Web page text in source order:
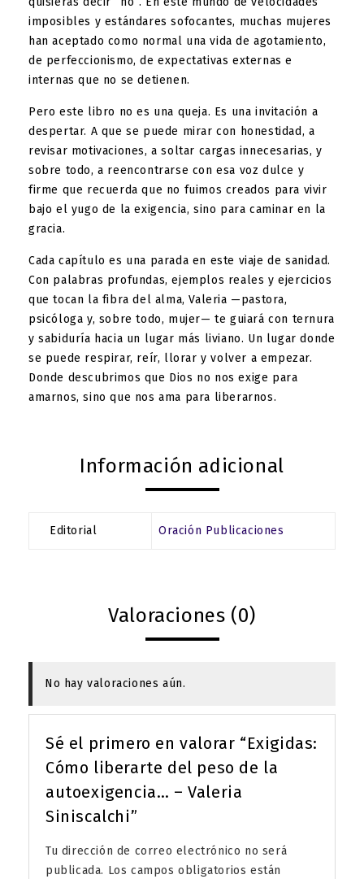
imposibles y estándares sofocantes, muchas mujeres
han aceptado como normal una vida de agotamiento,
de perfeccionismo, de expectativas externas e
internas que no se detienen.
Pero este libro no es una queja. Es una invitación a
despertar. A que se puede mirar con honestidad, a
revisar motivaciones, a soltar cargas innecesarias, y
sobre todo, a reencontrarse con esa voz dulce y
firme que recuerda que no fuimos creados para vivir
bajo el yugo de la exigencia, sino para caminar en la
gracia.
Cada capítulo es una parada en este viaje de sanidad.
Con palabras profundas, ejemplos reales y ejercicios
que tocan la fibra del alma, Valeria —pastora,
psicóloga y, sobre todo, mujer— te guiará con ternura
y sabiduría hacia un lugar más liviano. Un lugar donde
se puede respirar, reír, llorar y volver a empezar.
Donde descubrimos que Dios no nos exige para
amarnos, sino que nos ama para liberarnos.
Información adicional
Editorial Oración Publicaciones
Valoraciones (0)
No hay valoraciones aún.
Sé el primero en valorar “Exigidas:
Cómo liberarte del peso de la
autoexigencia… – Valeria
Siniscalchi”
Tu dirección de correo electrónico no será
publicada. Los campos obligatorios están